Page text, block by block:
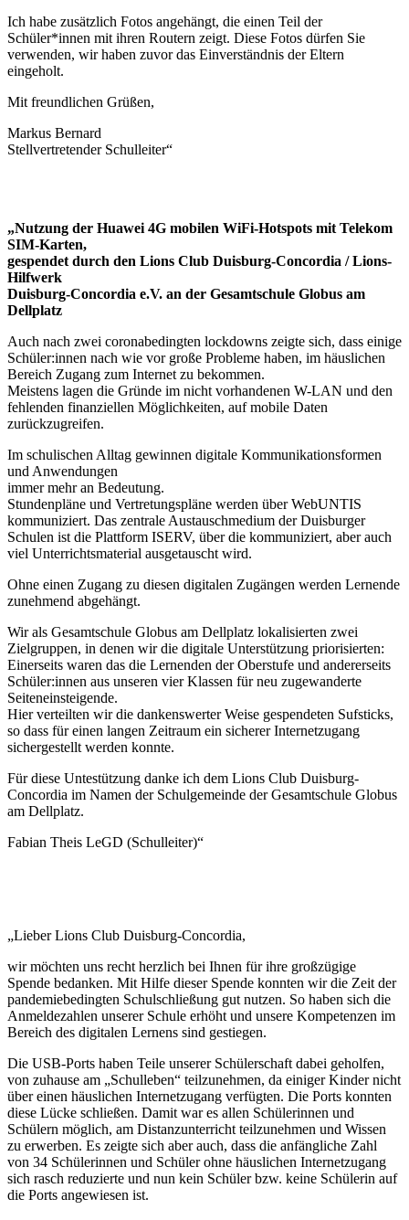
Ich habe zusätzlich Fotos angehängt, die einen Teil der
Schüler*innen mit ihren Routern zeigt. Diese Fotos dürfen Sie
verwenden, wir haben zuvor das Einverständnis der Eltern
eingeholt.
Mit freundlichen Grüßen,
Markus Bernard
Stellvertretender Schulleiter“
„Nutzung der Huawei 4G mobilen WiFi-Hotspots mit Telekom
SIM-Karten,
gespendet durch den Lions Club Duisburg-Concordia / Lions-
Hilfwerk
Duisburg-Concordia e.V. an der Gesamtschule Globus am
Dellplatz
Auch nach zwei coronabedingten lockdowns zeigte sich, dass einige
Schüler:innen nach wie vor große Probleme haben, im häuslichen
Bereich Zugang zum Internet zu bekommen.
Meistens lagen die Gründe im nicht vorhandenen W-LAN und den
fehlenden finanziel­len Möglichkeiten, auf mobile Daten
zurückzugreifen.
Im schulischen Alltag gewinnen digitale Kommunikationsformen
und Anwendungen
immer mehr an Bedeutung.
Stundenpläne und Vertretungspläne werden über WebUNTIS
kommuniziert. Das zentrale Austauschmedium der Duisburger
Schulen ist die Plattform ISERV, über die kommuniziert, aber auch
viel Unterrichtsmaterial ausgetauscht wird.
Ohne einen Zugang zu diesen digitalen Zugängen werden Lernende
zunehmend ab­gehängt.
Wir als Gesamtschule Globus am Dellplatz lokalisierten zwei
Zielgruppen, in denen wir die digitale Unterstützung priorisierten:
Einerseits waren das die Lernenden der Oberstufe und andererseits
Schüler:innen aus unseren vier Klassen für neu zugewanderte
Seiteneinsteigende.
Hier verteilten wir die dankenswerter Weise gespendeten Sufsticks,
so dass für einen langen Zeitraum ein sicherer Internetzugang
sichergestellt werden konnte.
Für diese Untestützung danke ich dem Lions Club Duisburg-
Concordia im Namen der Schulgemeinde der Gesamtschule Globus
am Dellplatz.
Fabian Theis LeGD (Schulleiter)“
„Lieber Lions Club Duisburg-Concordia,
wir möchten uns recht herzlich bei Ihnen für ihre großzügige
Spende bedanken. Mit Hilfe dieser Spende konnten wir die Zeit der
pandemiebedingten Schulschließung gut nutzen. So haben sich die
Anmeldezahlen unserer Schule erhöht und unsere Kompetenzen im
Bereich des digitalen Lernens sind gestiegen.
Die USB-Ports haben Teile unserer Schülerschaft dabei geholfen,
von zuhause am „Schulleben“ teilzunehmen, da einiger Kinder nicht
über einen häuslichen Internetzugang verfügten. Die Ports konnten
diese Lücke schließen. Damit war es allen Schülerinnen und
Schülern möglich, am Distanzunterricht teilzunehmen und Wissen
zu erwerben. Es zeigte sich aber auch, dass die anfängliche Zahl
von 34 Schülerinnen und Schüler ohne häuslichen Internetzugang
sich rasch reduzierte und nun kein Schüler bzw. keine Schülerin auf
die Ports angewiesen ist.